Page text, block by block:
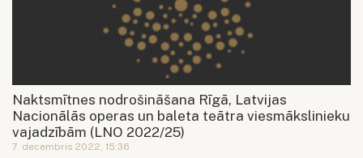
Naktsmītnes nodrošināšana Rīgā, Latvijas
Nacionālās operas un baleta teātra viesmākslinieku
vajadzībām (LNO 2022/25)
7. decembris 2022, 15:36